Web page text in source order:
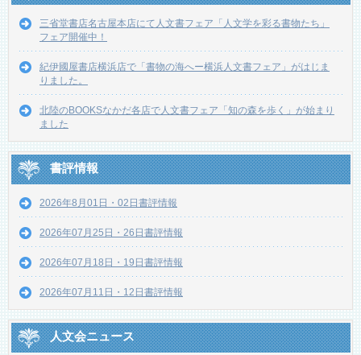
三省堂書店名古屋本店にて人文書フェア「人文学を彩る書物たち」
フェア開催中！
紀伊國屋書店横浜店で「書物の海へー横浜人文書フェア」がはじま
りました。
北陸のBOOKSなかだ各店で人文書フェア「知の森を歩く」が始まり
ました
書評情報
2026年8月01日・02日書評情報
2026年07月25日・26日書評情報
2026年07月18日・19日書評情報
2026年07月11日・12日書評情報
人文会ニュース